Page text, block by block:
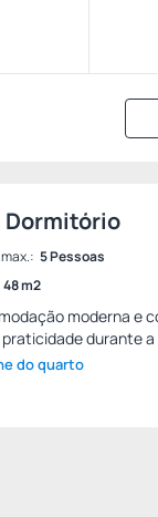
Dormitório
5 Pessoas
48 m2
moderna e
durante a
do quarto